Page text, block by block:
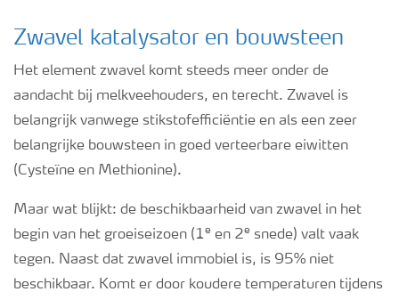
Zwavel katalysator en bouwsteen
Het element zwavel komt steeds meer onder de
aandacht bij melkveehouders, en terecht. Zwavel is
belangrijk vanwege stikstofefficiëntie en als een zeer
belangrijke bouwsteen in goed verteerbare eiwitten
(Cysteïne en Methionine).
Maar wat blijkt: de beschikbaarheid van zwavel in het
begin van het groeiseizoen (1e en 2e snede) valt vaak
tegen. Naast dat zwavel immobiel is, is 95% niet
beschikbaar. Komt er door koudere temperaturen tijdens